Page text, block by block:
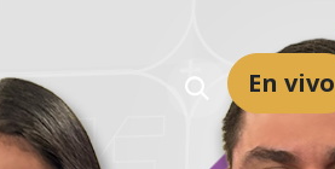
En vivo